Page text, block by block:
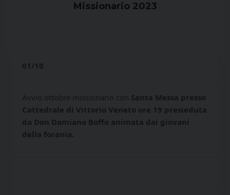
Missionario 2023
01/10
Avvio ottobre missionario con Santa Messa presso
Cattedrale di Vittorio Veneto ore 19 presieduta
da Don Damiano Boffo animata dai giovani
della forania.